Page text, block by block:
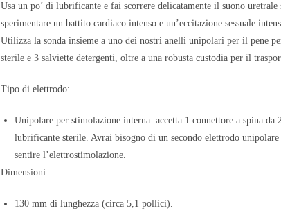
Usa un po’ di lubrificante e fai scorrere delicatamente il suono
sperimentare un battito cardiaco intenso e un’eccitazione sessuale
Utilizza la sonda insieme a uno dei nostri anelli unipolari per il pene
sterile e 3 salviette detergenti, oltre a una robusta custodia per il
Tipo di elettrodo:
Unipolare per stimolazione interna: accetta 1 connettore a spina
lubrificante sterile. Avrai bisogno di un secondo elettrodo
sentire l’elettrostimolazione.
Dimensioni:
130 mm di lunghezza (circa 5,1 pollici).